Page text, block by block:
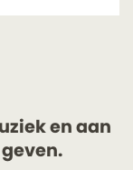
en aan